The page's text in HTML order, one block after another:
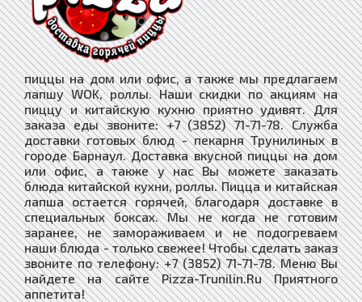
пиццы на дом или офис, а также мы предлагаем
лапшу WOK, роллы. Наши скидки по акциям на
пиццу и китайскую кухню приятно удивят. Для
заказа еды звоните: +7 (3852) 71-71-78. Служба
доставки готовых блюд - пекарня Трунилиных в
городе Барнаул. Доставка вкусной пиццы на дом
или офис, а также у нас Вы можете заказать
блюда китайской кухни, роллы. Пицца и китайская
лапша остается горячей, благодаря доставке в
специальных боксах. Мы не когда не готовим
заранее, не замораживаем и не подогреваем
наши блюда - только свежее! Чтобы сделать заказ
звоните по телефону: +7 (3852) 71-71-78. Меню Вы
найдете на сайте Pizza-Trunilin.Ru Приятного
аппетита!